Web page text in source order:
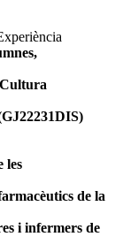
les
de la
i infermers de